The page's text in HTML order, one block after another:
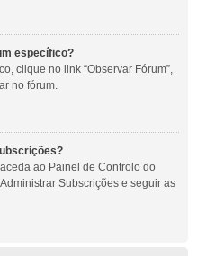
específico?
clique no link “Observar Fórum”,
no fórum.
ao Painel de Controlo do
Subscrições e seguir as